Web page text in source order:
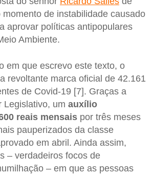
de instabilidade causado
aprovar políticas antipopulares
Ambiente.
em que escrevo este texto, o
revoltante marca oficial de 42.161
de Covid-19 [7]. Graças a
Legislativo, um auxílio
reais mensais por três meses
pauperizados da classe
em abril. Ainda assim,
– verdadeiros focos de
– em que as pessoas